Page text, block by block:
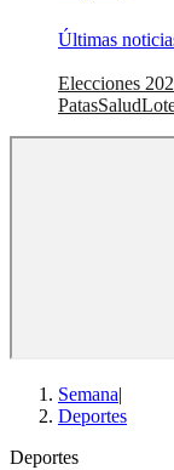
Últimas
Elecciones
PatasSalud
Semana|
Deportes
Deportes